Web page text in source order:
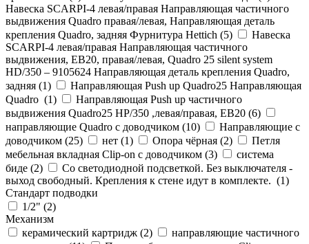
Навеска SCARPI-4 левая/правая Направляющая частичного
выдвижения Quadro правая/левая, Направляющая деталь
крепления Quadro, задняя Фурнитура Hettich (5)
Навеска
SCARPI-4 левая/правая Направляющая частичного
выдвижения, ЕВ20, правая/левая, Quadro 25 silent system
HD/350 – 9105624 Направляющая деталь крепления Quadro,
задняя (1)
Направляющая Push up Quadro25 Направляющая
Quadro (1)
Направляющая Push up частичного
выдвижения Quadro25 НР/350 ,левая/правая, ЕВ20 (6)
направляющие Quadro с доводчиком (10)
Направляющие с
доводчиком (25) нет (1) Опора чёрная (2)
Петля
мебельная вкладная Clip-on с доводчиком (3)
система
биде (2)
Со светодиодной подсветкой. Без выключателя -
выход свободный. Крепления к стене идут в комплекте. (1)
Стандарт подводки
1/2" (2)
Механизм
керамический картридж (2)
направляющие частичного